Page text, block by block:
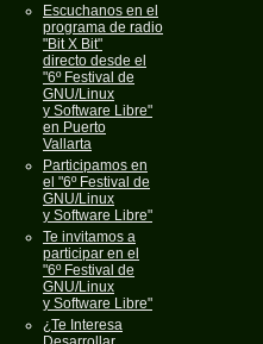
Escuchanos en el
programa de radio
"Bit X Bit"
directo desde el
"6º Festival de
GNU/Linux
y Software Libre"
en Puerto
Vallarta
Participamos en
el "6º Festival de
GNU/Linux
y Software Libre"
Te invitamos a
participar en el
"6º Festival de
GNU/Linux
y Software Libre"
¿Te Interesa